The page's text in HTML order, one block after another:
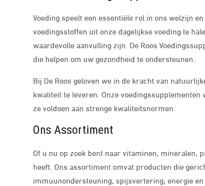
Voeding speelt een essentiële rol in ons welzijn
voedingsstoffen uit onze dagelijkse voeding te
waardevolle aanvulling zijn. De Roos
die helpen om uw gezondheid te ondersteunen.
Bij De Roos geloven we in de kracht van
kwaliteit te leveren. Onze
ze voldoen aan strenge kwaliteitsnormen.
Ons Assortiment
Of u nu op zoek bent naar vitaminen, mineralen,
heeft. Ons assortiment omvat producten die
immuunondersteuning, spijsvertering, energie en